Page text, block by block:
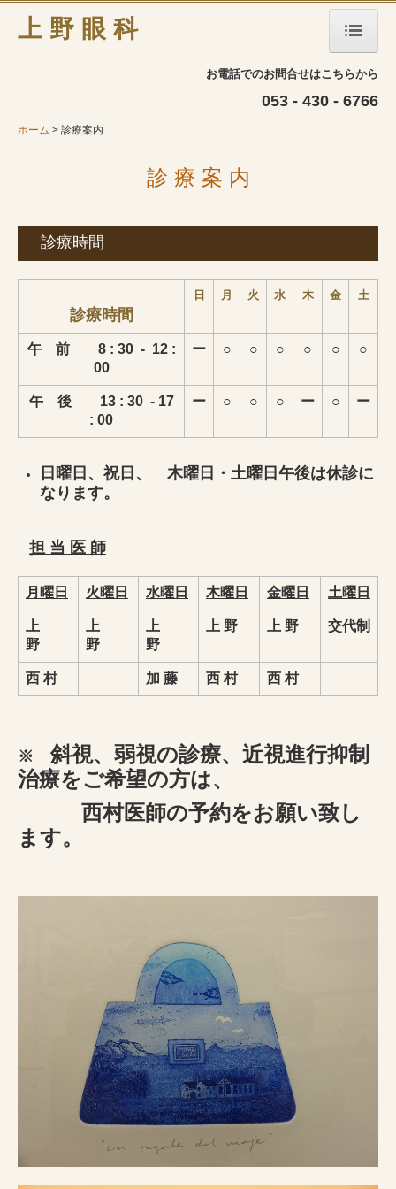
スタッフ紹介
眼科の病気
上 野 眼 科
お電話でのお問合せはこちらから
053 - 430 - 6766
ホーム 診療案内
診 療 案 内
診療時間
診療時間
日 月 火 水 木 金 土
午 前 8 : 30 - 12 :
00
ー ○ ○ ○ ○ ○ ○
午 後 13 : 30 - 17
: 00
ー ○ ○ ○ ー ○ ー
日曜日、祝日、 木曜日・土曜日午後は休診に
なります。
担 当 医 師
月曜日 火曜日 水曜日 木曜日 金曜日 土曜日
上
野
上
野
上
野
上 野 上 野 交代制
西 村 加 藤 西 村 西 村
※ 斜視、弱視の診療、 近視進行抑制
治療をご希望の方は、
西村医師の予約をお願い致し
ます。